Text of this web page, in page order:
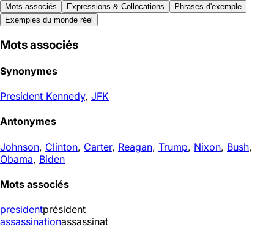
Mots associés Expressions & Collocations
Phrases d'exemple
Exemples du monde réel
Mots associés
Synonymes
President Kennedy, JFK
Antonymes
Johnson, Clinton, Carter, Reagan, Trump, Nixon, Bush,
Obama, Biden
Mots associés
presidentprésident
assassinationassassinat